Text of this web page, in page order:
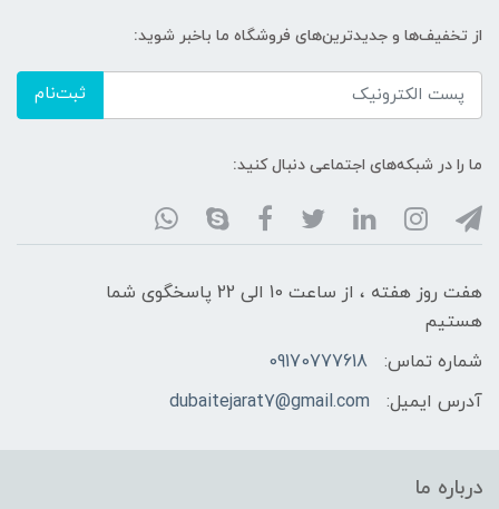
از تخفیف‌ها و جدیدترین‌های فروشگاه ما باخبر شوید:
ثبت‌نام
ما را در شبکه‌های اجتماعی دنبال کنید:
هفت روز هفته ، از ساعت 10 الی 22 پاسخگوی شما
هستیم
شماره تماس:
09170777618
آدرس ایمیل:
dubaitejarat7@gmail.com
درباره ما